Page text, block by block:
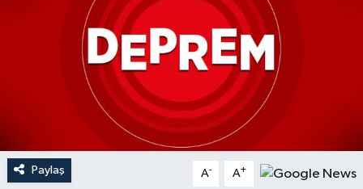
Paylaş A- A+
Ardahan Müftülüğü
Artvin Müftülüğü
Aydın Müftülüğü
Balıkesir Müftülüğü
Kudüs
Kurban
Mukabele
Peygamberimizin Hayatı
Hutbeler
DİYANET AKADEMİ
DİYANET GENÇLİK
DİYANET RADYO/TV